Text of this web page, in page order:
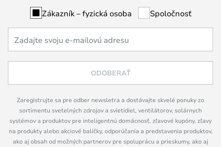
Zákazník – fyzická osoba Spoločnosť
ODOBERAŤ
Zaregistrujte sa pre odber newsletra a dostávajte skvelé ponuky zo
sortimentu svetelných zdrojov a svietidiel, ventilátorov, solárnych
systémov a produktov pre inteligentnú domácnosť, zľavové kupóny, zľavy
na produkty alebo akciové balíčky, odporúčania a predstavenia produktov,
ako aj obsah od možných partnerov pre spoluprácu a prieskumy, ako aj